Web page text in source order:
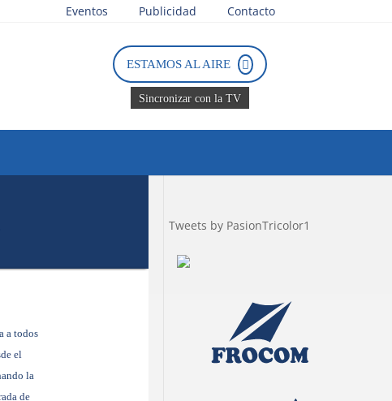
Eventos Publicidad Contacto
ESTAMOS AL AIRE
Sincronizar con la TV
a todos
el
la
de
Tweets by PasionTricolor1